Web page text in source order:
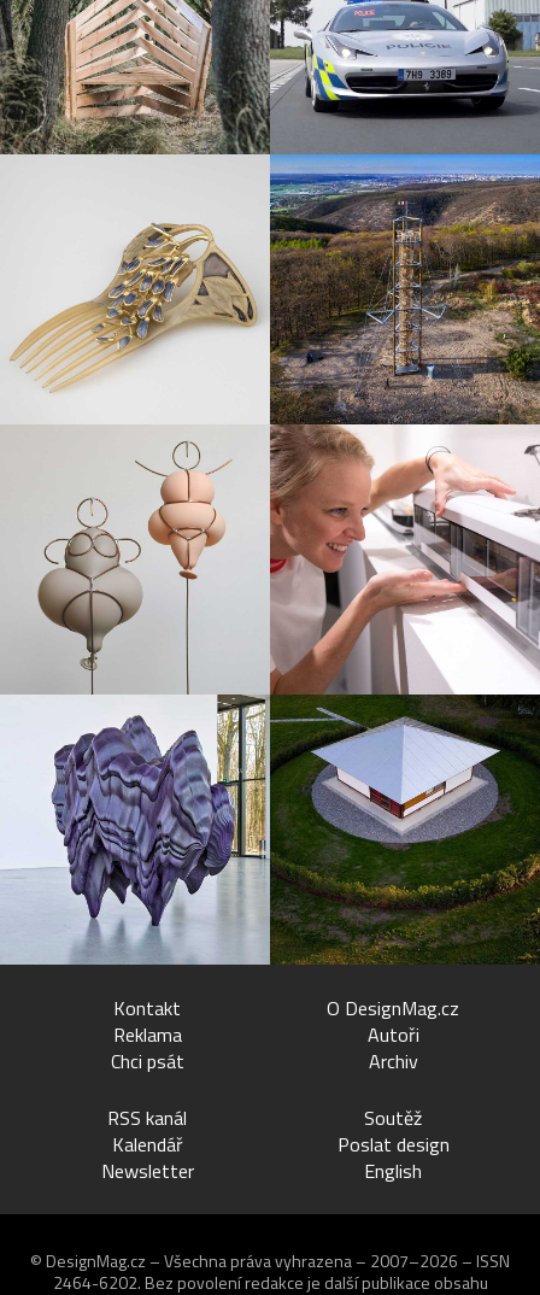
Kontakt
Reklama
Chci psát
O DesignMag.cz
Autoři
Archiv
RSS kanál
Kalendář
Newsletter
Soutěž
Poslat design
English
© DesignMag.cz – Všechna práva vyhrazena – 2007–2026 – ISSN
2464-6202. Bez povolení redakce je další publikace obsahu